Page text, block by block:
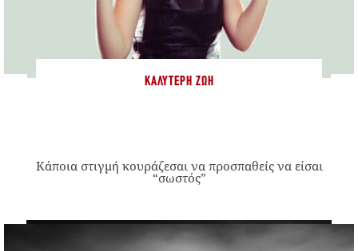
ΚΑΛΎΤΕΡΗ ΖΩΉ
Κάποια στιγμή κουράζεσαι να προσπαθείς να είσαι
“σωστός”